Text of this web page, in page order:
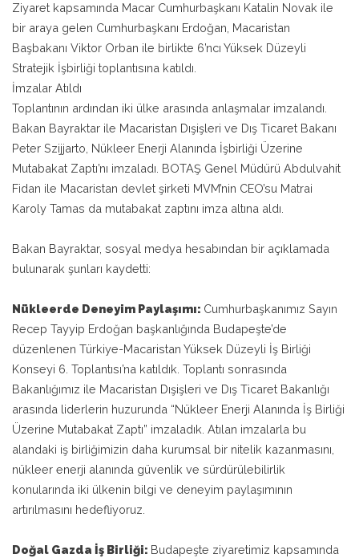
Ziyaret kapsamında Macar Cumhurbaşkanı Katalin Novak ile
bir araya gelen Cumhurbaşkanı Erdoğan, Macaristan
Başbakanı Viktor Orban ile birlikte 6’ncı Yüksek Düzeyli
Stratejik İşbirliği toplantısına katıldı.
İmzalar Atıldı
Toplantının ardından iki ülke arasında anlaşmalar imzalandı.
Bakan Bayraktar ile Macaristan Dışişleri ve Dış Ticaret Bakanı
Peter Szijjarto, Nükleer Enerji Alanında İşbirliği Üzerine
Mutabakat Zaptı’nı imzaladı. BOTAŞ Genel Müdürü Abdulvahit
Fidan ile Macaristan devlet şirketi MVM’nin CEO’su Matrai
Karoly Tamas da mutabakat zaptını imza altına aldı.
Bakan Bayraktar, sosyal medya hesabından bir açıklamada
bulunarak şunları kaydetti:
Nükleerde Deneyim Paylaşımı: Cumhurbaşkanımız Sayın
Recep Tayyip Erdoğan başkanlığında Budapeşte’de
düzenlenen Türkiye-Macaristan Yüksek Düzeyli İş Birliği
Konseyi 6. Toplantısı’na katıldık. Toplantı sonrasında
Bakanlığımız ile Macaristan Dışişleri ve Dış Ticaret Bakanlığı
arasında liderlerin huzurunda “Nükleer Enerji Alanında İş Birliği
Üzerine Mutabakat Zaptı” imzaladık. Atılan imzalarla bu
alandaki iş birliğimizin daha kurumsal bir nitelik kazanmasını,
nükleer enerji alanında güvenlik ve sürdürülebilirlik
konularında iki ülkenin bilgi ve deneyim paylaşımının
artırılmasını hedefliyoruz.
Doğal Gazda İş Birliği: Budapeşte ziyaretimiz kapsamında